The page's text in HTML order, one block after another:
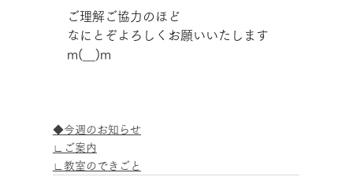
ご理解ご協力のほど
なにとぞよろしくお願いいたします
m(__)m
◆今週のお知らせ
∟ご案内
∟教室のできごと